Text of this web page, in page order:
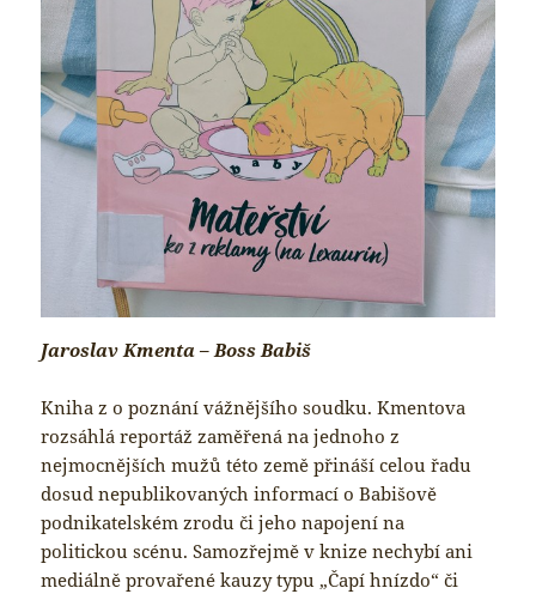
Jaroslav Kmenta – Boss Babiš
Kniha z o poznání vážnějšího soudku. Kmentova
rozsáhlá reportáž zaměřená na jednoho z
nejmocnějších mužů této země přináší celou řadu
dosud nepublikovaných informací o Babišově
podnikatelském zrodu či jeho napojení na
politickou scénu. Samozřejmě v knize nechybí ani
mediálně provařené kauzy typu „Čapí hnízdo“ či